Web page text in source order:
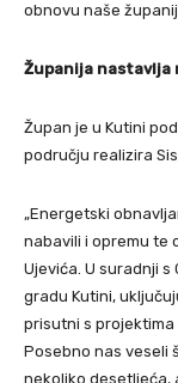
obnovu naše
Županija
Župan je u Kutini
području realizira
„Energetski
nabavili i opremu te
Ujevića. U suradnji
gradu Kutini,
prisutni s
Posebno nas veseli
nekoliko desetljeća,